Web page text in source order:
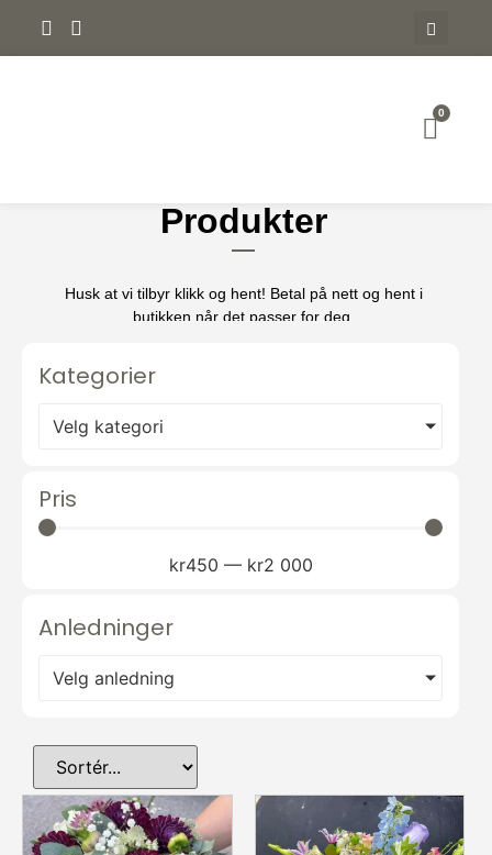
0
Produkter
Husk at vi tilbyr klikk og hent! Betal på nett og hent i
butikken når det passer for deg.
Kategorier
Velg kategori
Pris
kr450 — kr2 000
Anledninger
Velg anledning